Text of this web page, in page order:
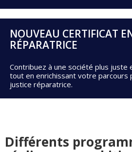
NOUVEAU CERTIFICAT
RÉPARATRICE
Contribuez à une société plus juste
tout en enrichissant votre parcours
justice réparatrice.
Différents